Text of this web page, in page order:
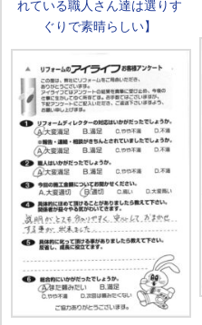
れている職人さん達は選りす
ぐりで素晴らしい】